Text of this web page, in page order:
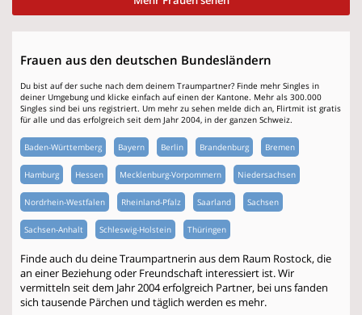
Frauen aus den deutschen Bundesländern
Du bist auf der suche nach dem deinem Traumpartner? Finde mehr Singles in
deiner Umgebung und klicke einfach auf einen der Kantone. Mehr als 300.000
Singles sind bei uns registriert. Um mehr zu sehen melde dich an, Flirtmit ist gratis
für alle und das erfolgreich seit dem Jahr 2004, in der ganzen Schweiz.
Baden-Württemberg Bayern Berlin Brandenburg Bremen
Hamburg Hessen Mecklenburg-Vorpommern Niedersachsen
Nordrhein-Westfalen Rheinland-Pfalz Saarland Sachsen
Sachsen-Anhalt Schleswig-Holstein Thüringen
Finde auch du deine Traumpartnerin aus dem Raum Rostock, die
an einer Beziehung oder Freundschaft interessiert ist. Wir
vermitteln seit dem Jahr 2004 erfolgreich Partner, bei uns fanden
sich tausende Pärchen und täglich werden es mehr.